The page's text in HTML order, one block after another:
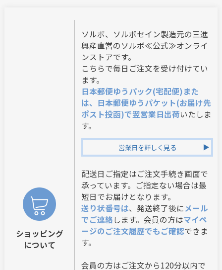
ショッピング
について
ソルボ、ソルボセイン製造元の三進
興産直営のソルボ≪公式≫オンライ
ンストアです。
こちらで毎日ご注文を受け付けてい
ます。
日本郵便ゆうパック(宅配便)また
は、日本郵便ゆうパケット(お届け先
ポスト投函)で翌営業日出荷いたしま
す。
営業日を詳しく見る
配送日ご指定はご注文手続き画面で
承っています。ご指定ない場合は最
短日でお届けとなります。
送り状番号は、発送終了後にメール
でご連絡します。会員の方はマイペ
ージのご注文履歴でもご確認できま
す。
会員の方はご注文から120分以内で